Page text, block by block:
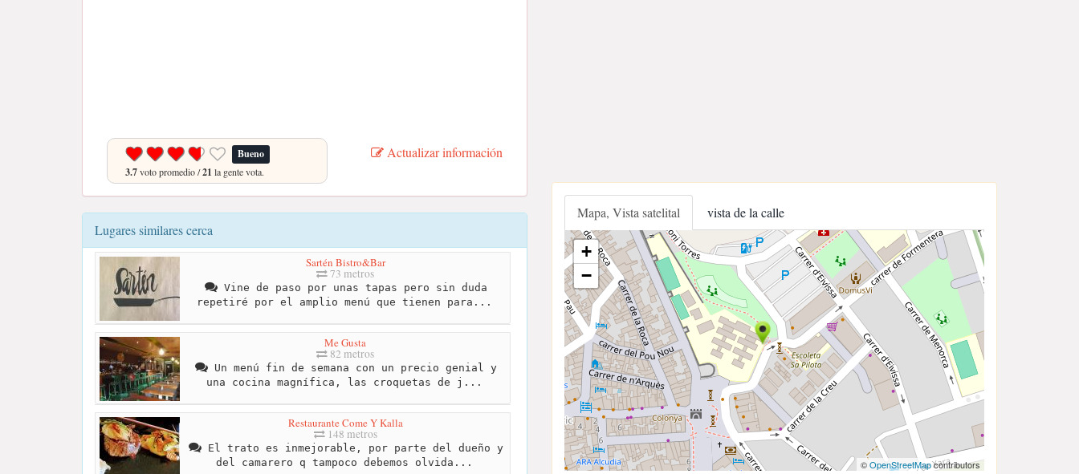
Bueno
3.7voto promedio /21 la gente vota.
Actualizar información
Lugares similares cerca
Sartén Bistro&Bar
73 metros
Vine de paso por unas tapas pero sin duda
repetiré por el amplio menú que tienen para...
Me Gusta
82 metros
Un menú fin de semana con un precio genial y
una cocina magnífica, las croquetas de j...
Restaurante Come Y Kalla
148 metros
El trato es inmejorable, por parte del dueño y
del camarero q tampoco debemos olvida...
Mapa, Vista satelital vista de la calle
+
−
©OpenStreetMapcontributors